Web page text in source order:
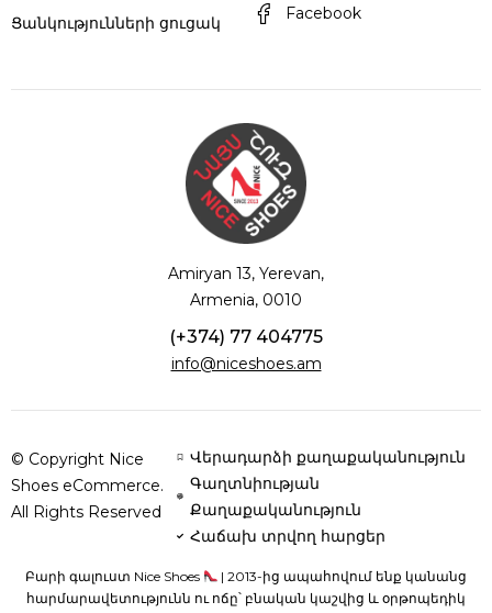
Ցանկությունների ցուցակ
Facebook
Amiryan 13, Yerevan,
Armenia, 0010
(+374) 77 404775
info@niceshoes.am
© Copyright Nice
Shoes eCommerce.
All Rights Reserved
Վերադարձի քաղաքականություն
Գաղտնիության
Քաղաքականություն
Հաճախ տրվող հարցեր
Բարի գալուստ Nice Shoes
| 2013-ից ապահովում ենք կանանց
հարմարավետությունն ու ոճը՝ բնական կաշվից և օրթոպեդիկ